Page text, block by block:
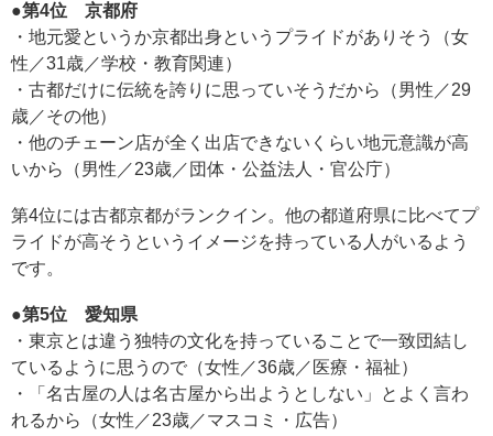
●第4位 京都府
・地元愛というか京都出身というプライドがありそう（女
性／31歳／学校・教育関連）
・古都だけに伝統を誇りに思っていそうだから（男性／29
歳／その他）
・他のチェーン店が全く出店できないくらい地元意識が高
いから（男性／23歳／団体・公益法人・官公庁）
第4位には古都京都がランクイン。他の都道府県に比べてプ
ライドが高そうというイメージを持っている人がいるよう
です。
●第5位 愛知県
・東京とは違う独特の文化を持っていることで一致団結し
ているように思うので（女性／36歳／医療・福祉）
・「名古屋の人は名古屋から出ようとしない」とよく言わ
れるから（女性／23歳／マスコミ・広告）